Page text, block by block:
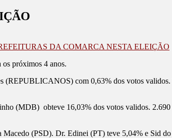
DA COMARCA NESTA ELEIÇÃO
próximos 4 anos.
com 0,63% dos votos
(MDB) obteve 16,03% dos votos validos. 2.690
(PSD). Dr. Edinei (PT) teve 5,04% e Sid